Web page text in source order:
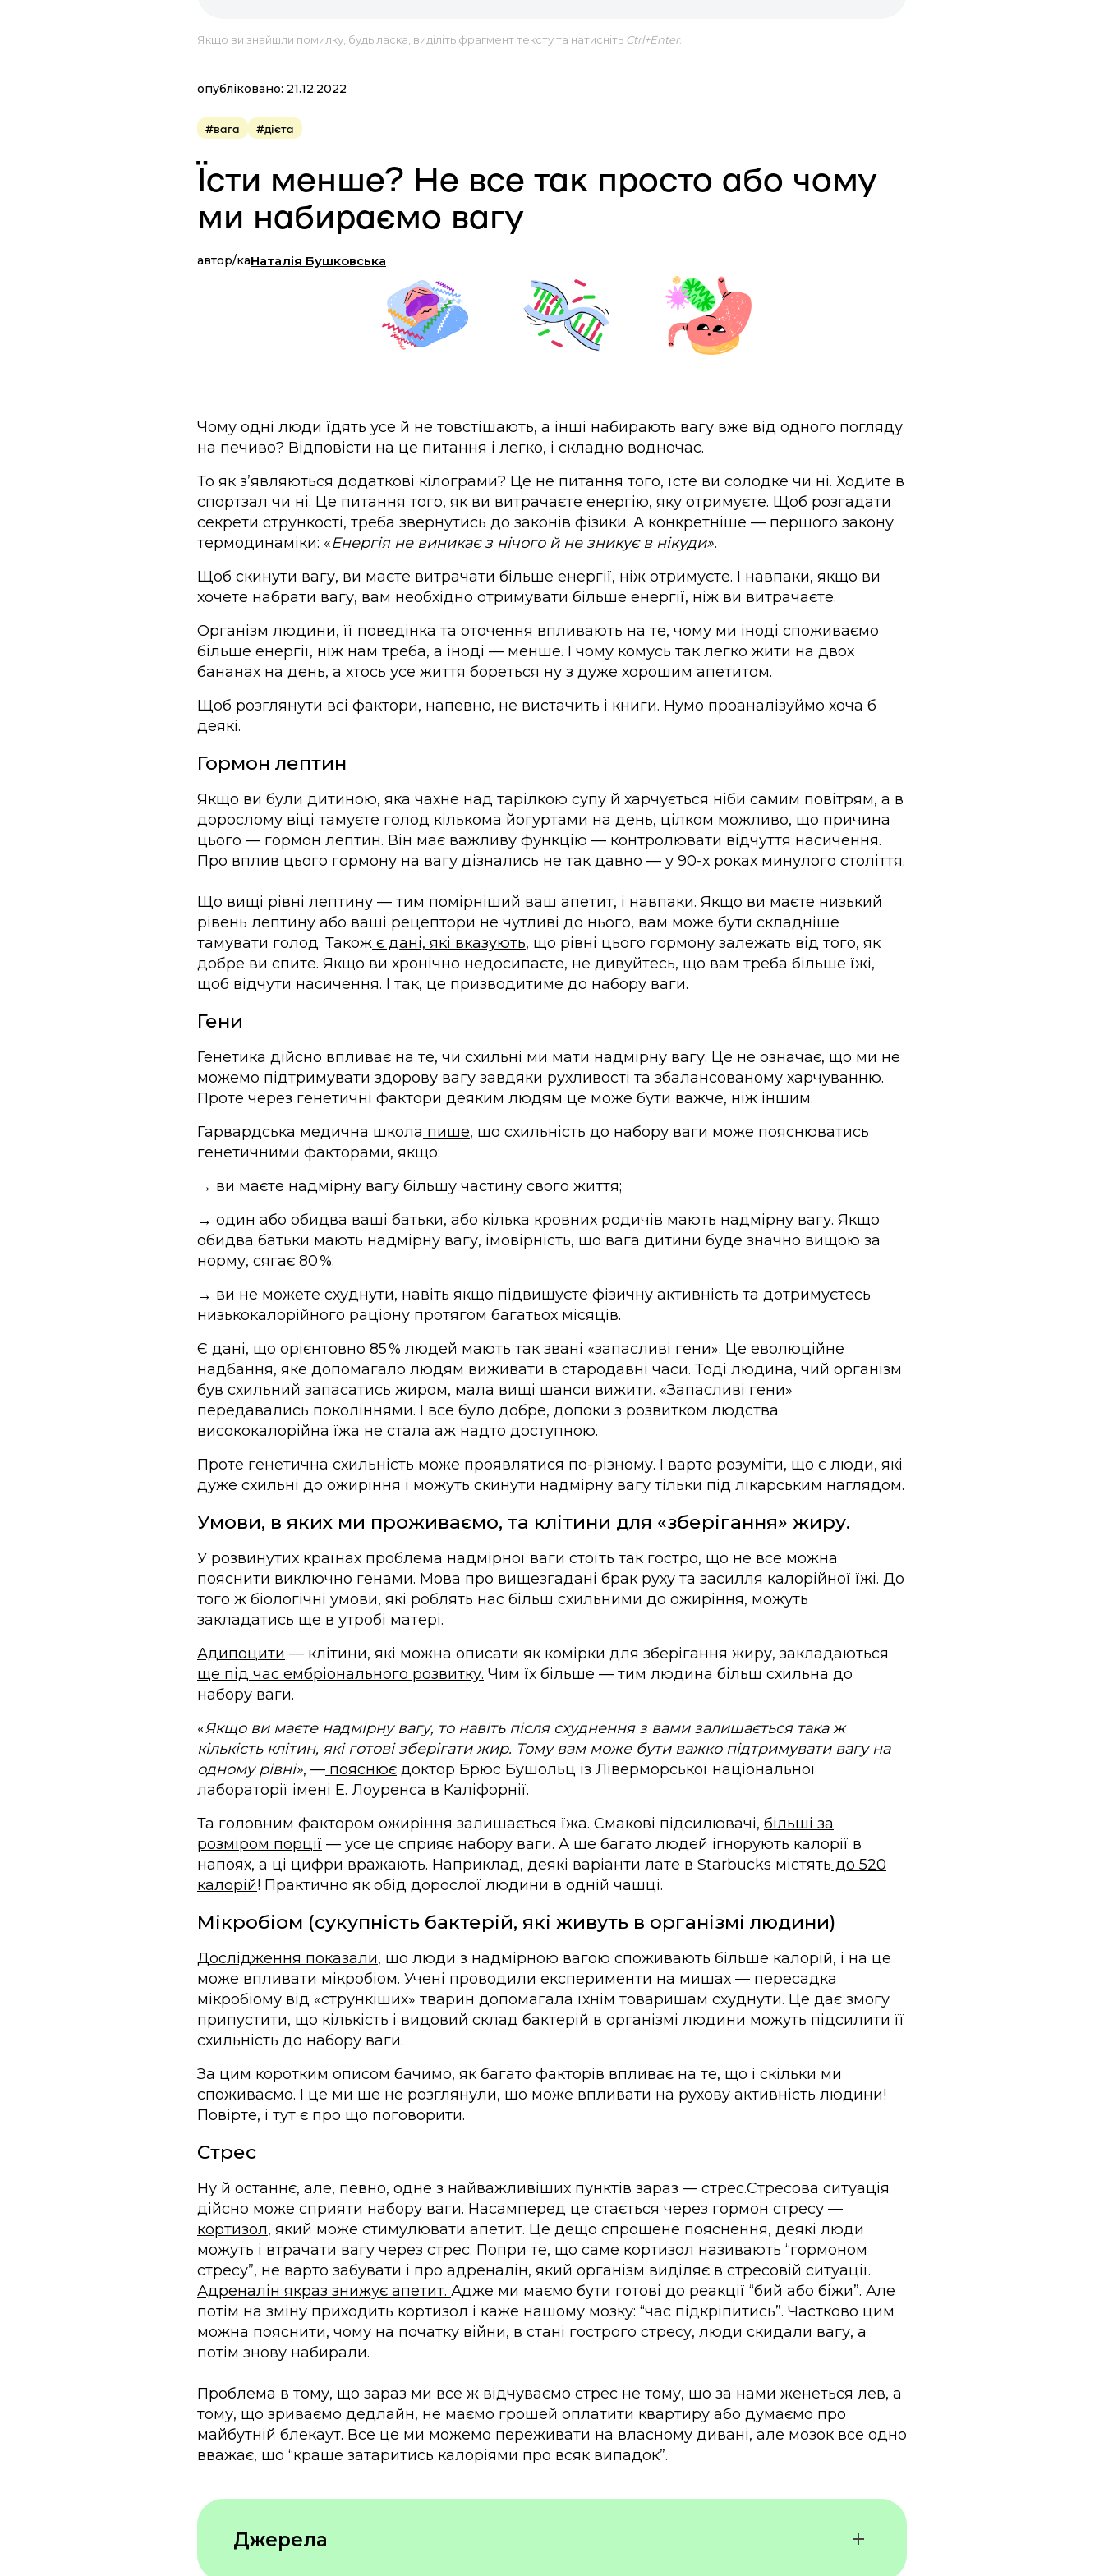
Якщо ви знайшли помилку, будь ласка, виділіть фрагмент тексту та натисніть Ctrl+Enter.
опубліковано: 21.12.2022
#вага #дієта
Їсти менше? Не все так просто або чому
ми набираємо вагу
автор/каНаталія Бушковська
Чому одні люди їдять усе й не товстішають, а інші набирають вагу вже від одного погляду
на печиво? Відповісти на це питання і легко, і складно водночас.
То як з’являються додаткові кілограми? Це не питання того, їсте ви солодке чи ні. Ходите в
спортзал чи ні. Це питання того, як ви витрачаєте енергію, яку отримуєте. Щоб розгадати
секрети стрункості, треба звернутись до законів фізики. А конкретніше — першого закону
термодинаміки: «Енергія не виникає з нічого й не зникує в нікуди».
Щоб скинути вагу, ви маєте витрачати більше енергії, ніж отримуєте. І навпаки, якщо ви
хочете набрати вагу, вам необхідно отримувати більше енергії, ніж ви витрачаєте.
Організм людини, її поведінка та оточення впливають на те, чому ми іноді споживаємо
більше енергії, ніж нам треба, а іноді — менше. І чому комусь так легко жити на двох
бананах на день, а хтось усе життя бореться ну з дуже хорошим апетитом.
Щоб розглянути всі фактори, напевно, не вистачить і книги. Нумо проаналізуймо хоча б
деякі.
Гормон лептин
Якщо ви були дитиною, яка чахне над тарілкою супу й харчується ніби самим повітрям, а в
дорослому віці тамуєте голод кількома йогуртами на день, цілком можливо, що причина
цього — гормон лептин. Він має важливу функцію — контролювати відчуття насичення.
Про вплив цього гормону на вагу дізнались не так давно — у 90-х роках минулого століття.
Що вищі рівні лептину — тим помірніший ваш апетит, і навпаки. Якщо ви маєте низький
рівень лептину або ваші рецептори не чутливі до нього, вам може бути складніше
тамувати голод. Також є дані, які вказують, що рівні цього гормону залежать від того, як
добре ви спите. Якщо ви хронічно недосипаєте, не дивуйтесь, що вам треба більше їжі,
щоб відчути насичення. І так, це призводитиме до набору ваги.
Гени
Генетика дійсно впливає на те, чи схильні ми мати надмірну вагу. Це не означає, що ми не
можемо підтримувати здорову вагу завдяки рухливості та збалансованому харчуванню.
Проте через генетичні фактори деяким людям це може бути важче, ніж іншим.
Гарвардська медична школа пише, що схильність до набору ваги може пояснюватись
генетичними факторами, якщо:
→ ви маєте надмірну вагу більшу частину свого життя;
→ один або обидва ваші батьки, або кілька кровних родичів мають надмірну вагу. Якщо
обидва батьки мають надмірну вагу, імовірність, що вага дитини буде значно вищою за
норму, сягає 80 %;
→ ви не можете схуднути, навіть якщо підвищуєте фізичну активність та дотримуєтесь
низькокалорійного раціону протягом багатьох місяців.
Є дані, що орієнтовно 85 % людей мають так звані «запасливі гени». Це еволюційне
надбання, яке допомагало людям виживати в стародавні часи. Тоді людина, чий організм
був схильний запасатись жиром, мала вищі шанси вижити. «Запасливі гени»
передавались поколіннями. І все було добре, допоки з розвитком людства
висококалорійна їжа не стала аж надто доступною.
Проте генетична схильність може проявлятися по-різному. І варто розуміти, що є люди, які
дуже схильні до ожиріння і можуть скинути надмірну вагу тільки під лікарським наглядом.
Умови, в яких ми проживаємо, та клітини для «зберігання» жиру.
У розвинутих країнах проблема надмірної ваги стоїть так гостро, що не все можна
пояснити виключно генами. Мова про вищезгадані брак руху та засилля калорійної їжі. До
того ж біологічні умови, які роблять нас більш схильними до ожиріння, можуть
закладатись ще в утробі матері.
Адипоцити — клітини, які можна описати як комірки для зберігання жиру, закладаються
ще під час ембріонального розвитку. Чим їх більше — тим людина більш схильна до
набору ваги.
«Якщо ви маєте надмірну вагу, то навіть після схуднення з вами залишається така ж
кількість клітин, які готові зберігати жир. Тому вам може бути важко підтримувати вагу на
одному рівні», — пояснює доктор Брюс Бушольц із Ліверморської національної
лабораторії імені Е. Лоуренса в Каліфорнії.
Та головним фактором ожиріння залишається їжа. Смакові підсилювачі, більші за
розміром порції — усе це сприяє набору ваги. А ще багато людей ігнорують калорії в
напоях, а ці цифри вражають. Наприклад, деякі варіанти лате в Starbucks містять до 520
калорій! Практично як обід дорослої людини в одній чашці.
Мікробіом (сукупність бактерій, які живуть в організмі людини)
Дослідження показали, що люди з надмірною вагою споживають більше калорій, і на це
може впливати мікробіом. Учені проводили експерименти на мишах — пересадка
мікробіому від «стрункіших» тварин допомагала їхнім товаришам схуднути. Це дає змогу
припустити, що кількість і видовий склад бактерій в організмі людини можуть підсилити її
схильність до набору ваги.
За цим коротким описом бачимо, як багато факторів впливає на те, що і скільки ми
споживаємо. І це ми ще не розглянули, що може впливати на рухову активність людини!
Повірте, і тут є про що поговорити.
Стрес
Ну й останнє, але, певно, одне з найважливіших пунктів зараз — стрес.Стресова ситуація
дійсно може сприяти набору ваги. Насамперед це стається через гормон стресу —
кортизол, який може стимулювати апетит. Це дещо спрощене пояснення, деякі люди
можуть і втрачати вагу через стрес. Попри те, що саме кортизол називають “гормоном
стресу”, не варто забувати і про адреналін, який організм виділяє в стресовій ситуації.
Адреналін якраз знижує апетит. Адже ми маємо бути готові до реакції “бий або біжи”. Але
потім на зміну приходить кортизол і каже нашому мозку: “час підкріпитись”. Частково цим
можна пояснити, чому на початку війни, в стані гострого стресу, люди скидали вагу, а
потім знову набирали.
Проблема в тому, що зараз ми все ж відчуваємо стрес не тому, що за нами женеться лев, а
тому, що зриваємо дедлайн, не маємо грошей оплатити квартиру або думаємо про
майбутній блекаут. Все це ми можемо переживати на власному дивані, але мозок все одно
вважає, що “краще затаритись калоріями про всяк випадок”.
Джерела